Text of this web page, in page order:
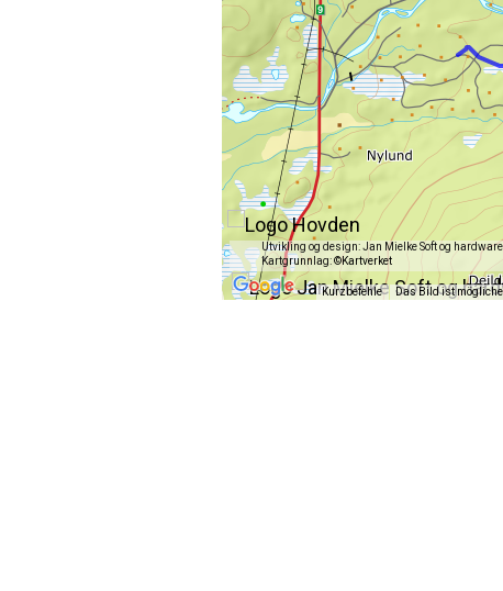
Utvikling og design: Jan Mielke Soft og
Kartgrunnlag:©Kartverket
Kurzbefehle Das Bild ist